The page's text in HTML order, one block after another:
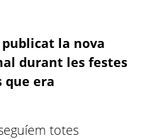
publicat la nova
durant les festes
que era
totes